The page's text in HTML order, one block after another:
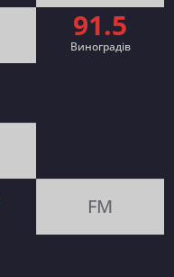
91.5
Виноградів
FM